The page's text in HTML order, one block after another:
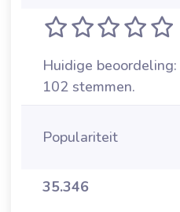
Huidige beoordeling:
102 stemmen.
Populariteit
35.346